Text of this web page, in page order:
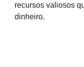
recursos valiosos
dinheiro.